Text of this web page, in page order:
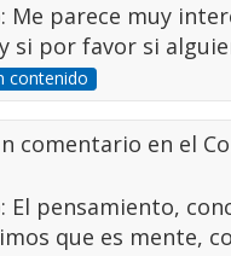
Me parece muy
si por favor si
contenido
comentario en el
El pensamiento,
que es mente,